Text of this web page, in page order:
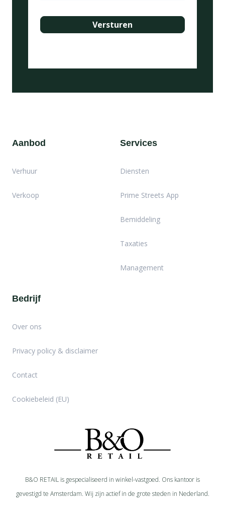
B&O RETAIL is gespecialiseerd in winkel-vastgoed. Ons kantoor is
gevestigd te Amsterdam. Wij zijn actief in de grote steden in Nederland.
Aanbod
Verhuur
Verkoop
Services
Diensten
Prime Streets App
Bemiddeling
Taxaties
Management
Bedrijf
Over ons
Privacy policy & disclaimer
Contact
Cookiebeleid (EU)